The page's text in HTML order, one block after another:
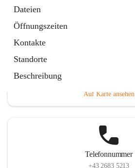
Dateien
Öffnungszeiten
Kontakte
Standorte
Beschreibung
Auf Karte ansehen
Telefonnummer
+43 2683 5213